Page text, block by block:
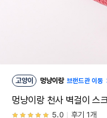
고양이 멍냥이랑 브랜드관 이동
멍냥이랑 천사 벽걸이 스
5.0 후기 1개